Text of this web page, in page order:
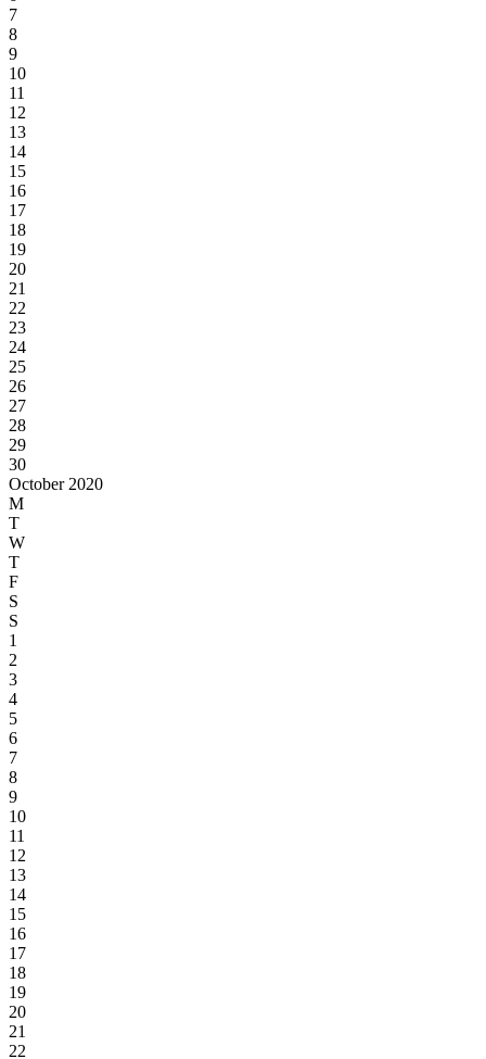
7
8
9
10
11
12
13
14
15
16
17
18
19
20
21
22
23
24
25
26
27
28
29
30
October 2020
M
T
W
T
F
S
S
1
2
3
4
5
6
7
8
9
10
11
12
13
14
15
16
17
18
19
20
21
22